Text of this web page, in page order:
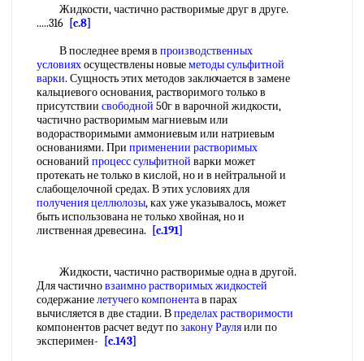
Жидкости, частично растворимые друг в друге.
.....316 [c.8]
В последнее время в производственных
условияхосуществлены новыеметоды сульфитной
варки. Сущность этих методов заключается в замене
кальциевого основания, растворимого только в
присутствии свободной 50г в варочной жидкости,
частично растворимым магниевым или
водорастворимыми аммониевым или натриевым
основаниями. При применении растворимых
оснований процесс сульфитной варки может
протекать не только в кислой, но и в нейтральной и
слабощелочной средах. В этих условиях для
получения целлюлозы, ках уже указывалось, может
быть использована не только хвойная, но и
лиственная древесина.
[c.191]
Жидкости, частично растворимые одна в другой.
Для частичновзаимно растворимых жидкостей
содержаниелетучего компонентав парах
вычисляется в две стадии. Впределах растворимости
компонентов расчет ведут позакону Рауляили по
эксперимен-
[c.143]